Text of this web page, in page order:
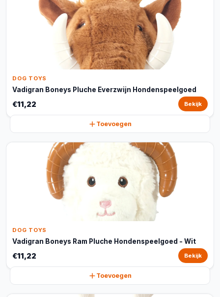
DOG TOYS
Vadigran Boneys Pluche Everzwijn Hondenspeelgoed
€11,22 Bekijk
Toevoegen
DOG TOYS
Vadigran Boneys Ram Pluche Hondenspeelgoed - Wit
€11,22 Bekijk
Toevoegen